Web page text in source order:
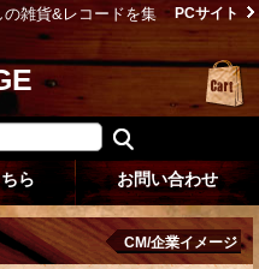
雑貨&レコードを集
PCサイト
ら お問い合わせ
CM/企業イメージ